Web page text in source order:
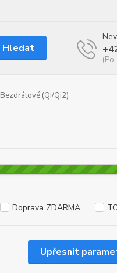
Hledat
Bezdrátové (Qi/Qi2)
Upřesnit
Doprava ZDARMA